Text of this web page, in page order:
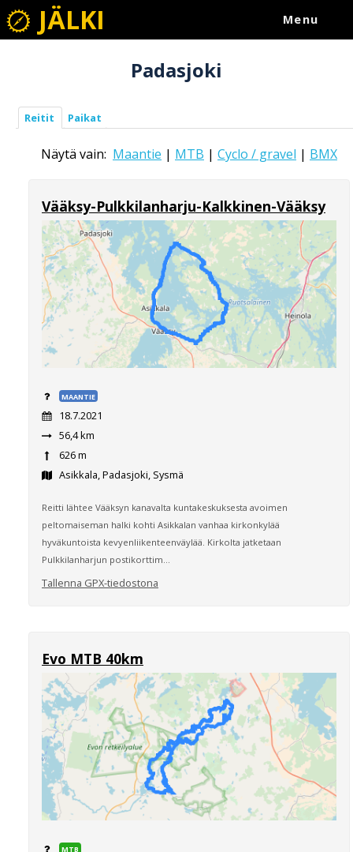
JÄLKI Menu
Padasjoki
Reitit Paikat
Näytä vain: Maantie | MTB | Cyclo / gravel | BMX
Vääksy-Pulkkilanharju-Kalkkinen-Vääksy
MAANTIE
18.7.2021
56,4 km
626 m
Asikkala, Padasjoki, Sysmä
Reitti lähtee Vääksyn kanavalta kuntakeskuksesta avoimen
peltomaiseman halki kohti Asikkalan vanhaa kirkonkylää
hyväkuntoista kevyenliikenteenväylää. Kirkolta jatketaan
Pulkkilanharjun postikorttim...
Tallenna GPX-tiedostona
Evo MTB 40km
MTB